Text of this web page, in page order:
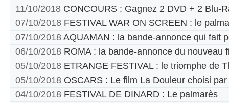
11/10/2018 CONCOURS : Gagnez 2 DVD + 2 Blu-
07/10/2018 FESTIVAL WAR ON SCREEN : le
07/10/2018 AQUAMAN : la bande-annonce qui fait
06/10/2018 ROMA : la bande-annonce du nouveau
05/10/2018 ETRANGE FESTIVAL : le triomphe de
05/10/2018 OSCARS : Le film La Douleur choisi
04/10/2018 FESTIVAL DE DINARD : Le palmarès